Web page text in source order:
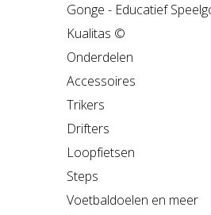
Gonge - Educatief
Kualitas ©
Onderdelen
Accessoires
Trikers
Drifters
Loopfietsen
Steps
Voetbaldoelen en meer